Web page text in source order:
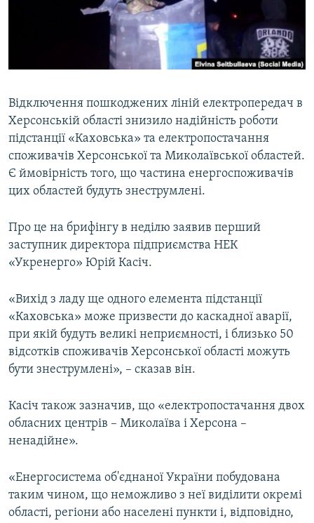
ВІДЕОУРОКИ «ELIFBE»
СВІДЧЕННЯ ОКУПАЦІЇ
УКРАЇНСЬКА ПРОБЛЕМА КРИМУ
Усі сайти RFE/RL
Відключення пошкоджених ліній електропередач в
Херсонській області знизило надійність роботи
підстанції «Каховська» та електропостачання
споживачів Херсонської та Миколаївської областей.
Є ймовірність того, що частина енергоспоживачів
цих областей будуть знеструмлені.
Про це на брифінгу в неділю заявив перший
заступник директора підприємства НЕК
«Укренерго» Юрій Касіч.
«Вихід з ладу ще одного елемента підстанції
«Каховська» може призвести до каскадної аварії,
при якій будуть великі неприємності, і близько 50
відсотків споживачів Херсонської області можуть
бути знеструмлені», – сказав він.
Касіч також зазначив, що «електропостачання двох
обласних центрів – Миколаїва і Херсона –
ненадійне».
«Енергосистема об'єднаної України побудована
таким чином, що неможливо з неї виділити окремі
області, регіони або населені пункти і, відповідно,